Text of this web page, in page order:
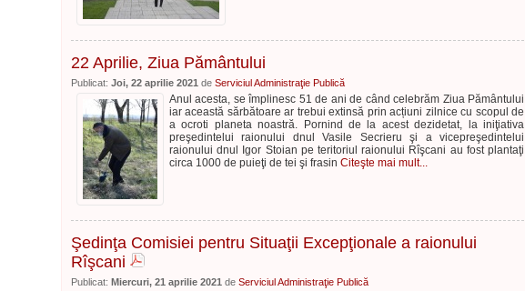
22 Aprilie, Ziua Pământului
Publicat: Joi, 22 aprilie 2021 de Serviciul Administraţie Publică
Anul acesta, se împlinesc 51 de ani de când celebrăm Ziua Pământului
iar această sărbătoare ar trebui extinsă prin acțiuni zilnice cu scopul de
a ocroti planeta noastră. Pornind de la acest dezidetat, la iniţiativa
preşedintelui raionului dnul Vasile Secrieru şi a vicepreşedintelui
raionului dnul Igor Stoian pe teritoriul raionului Rîşcani au fost plantaţi
circa 1000 de puieţi de tei şi frasin Citeşte mai mult...
Şedinţa Comisiei pentru Situaţii Excepţionale a raionului
Rîşcani
Publicat: Miercuri, 21 aprilie 2021 de Serviciul Administraţie Publică